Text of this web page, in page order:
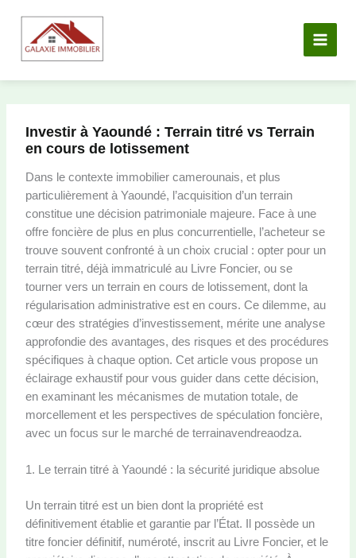
contenu
Investir à Yaoundé : Terrain titré vs Terrain
en cours de lotissement
Dans le contexte immobilier camerounais, et plus
particulièrement à Yaoundé, l’acquisition d’un terrain
constitue une décision patrimoniale majeure. Face à une
offre foncière de plus en plus concurrentielle, l’acheteur se
trouve souvent confronté à un choix crucial : opter pour un
terrain titré, déjà immatriculé au Livre Foncier, ou se
tourner vers un terrain en cours de lotissement, dont la
régularisation administrative est en cours. Ce dilemme, au
cœur des stratégies d’investissement, mérite une analyse
approfondie des avantages, des risques et des procédures
spécifiques à chaque option. Cet article vous propose un
éclairage exhaustif pour vous guider dans cette décision,
en examinant les mécanismes de mutation totale, de
morcellement et les perspectives de spéculation foncière,
avec un focus sur le marché de terrainavendreaodza.
1. Le terrain titré à Yaoundé : la sécurité juridique absolue
Un terrain titré est un bien dont la propriété est
définitivement établie et garantie par l’État. Il possède un
titre foncier définitif, numéroté, inscrit au Livre Foncier, et le